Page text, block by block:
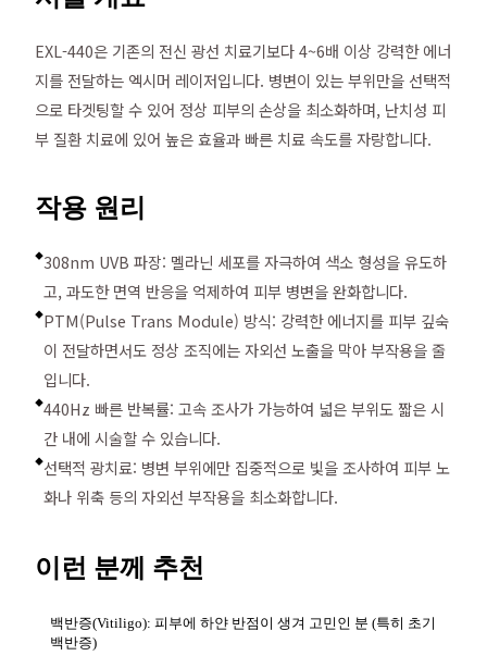
EXL-440은 기존의 전신 광선 치료기보다 4~6배 이상 강력한 에너
지를 전달하는 엑시머 레이저입니다. 병변이 있는 부위만을 선택적
으로 타겟팅할 수 있어 정상 피부의 손상을 최소화하며, 난치성 피
부 질환 치료에 있어 높은 효율과 빠른 치료 속도를 자랑합니다.
작용 원리
◆308nm UVB 파장: 멜라닌 세포를 자극하여 색소 형성을 유도하
고, 과도한 면역 반응을 억제하여 피부 병변을 완화합니다.
◆PTM(Pulse Trans Module) 방식: 강력한 에너지를 피부 깊숙
이 전달하면서도 정상 조직에는 자외선 노출을 막아 부작용을 줄
입니다.
◆440Hz 빠른 반복률: 고속 조사가 가능하여 넓은 부위도 짧은 시
간 내에 시술할 수 있습니다.
◆선택적 광치료: 병변 부위에만 집중적으로 빛을 조사하여 피부 노
화나 위축 등의 자외선 부작용을 최소화합니다.
이런 분께 추천
백반증(Vitiligo): 피부에 하얀 반점이 생겨 고민인 분 (특히 초기
백반증)